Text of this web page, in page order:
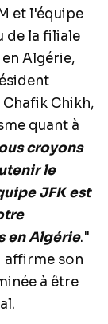
et l'équipe
de la filiale
Algérie,
Chafik Chikh,
quant à
croyons
le
JFK est
en Algérie."
affirme son
à être